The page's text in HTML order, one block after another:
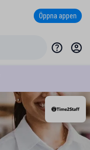
Öppna appen